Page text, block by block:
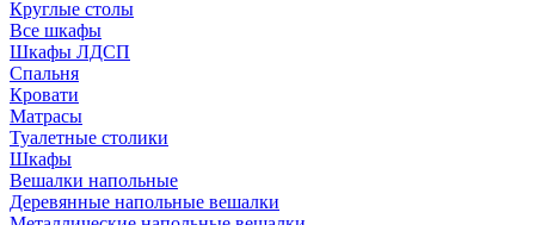
Круглые столы
Все шкафы
Шкафы ЛДСП
Спальня
Кровати
Матрасы
Туалетные столики
Шкафы
Вешалки напольные
Деревянные напольные вешалки